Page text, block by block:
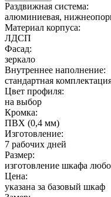
Раздвижная система:
алюминиевая,
Материал корпуса:
ЛДСП
Фасад:
зеркало
Внутреннее наполнение:
стандартная
Цвет профиля:
на выбор
Кромка:
ПВХ (0,4 мм)
Изготовление:
7 рабочих дней
Размер:
изготовление шкафа
Цена:
указана за базовый шкаф